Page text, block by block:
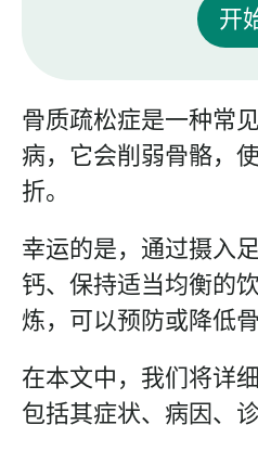
开
骨质疏松症是一种常
病，它会削弱骨骼，
折。
幸运的是，通过摄入
钙、保持适当均衡的
炼，可以预防或降低
在本文中，我们将详
包括其症状、病因、